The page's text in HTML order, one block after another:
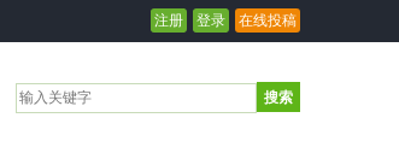
注册 登录 在线投稿
搜索